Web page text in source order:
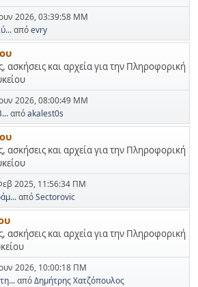
2026, 03:39:58 ΜΜ
απόevry
ασκήσεις και αρχεία για την Πληροφορική
2026, 08:00:49 ΜΜ
απόakalest0s
ασκήσεις και αρχεία για την Πληροφορική
2025, 11:56:34 ΠΜ
απόSectorovic
ασκήσεις και αρχεία για την Πληροφορική
2026, 10:00:18 ΠΜ
απόΔημήτρης Χατζόπουλος